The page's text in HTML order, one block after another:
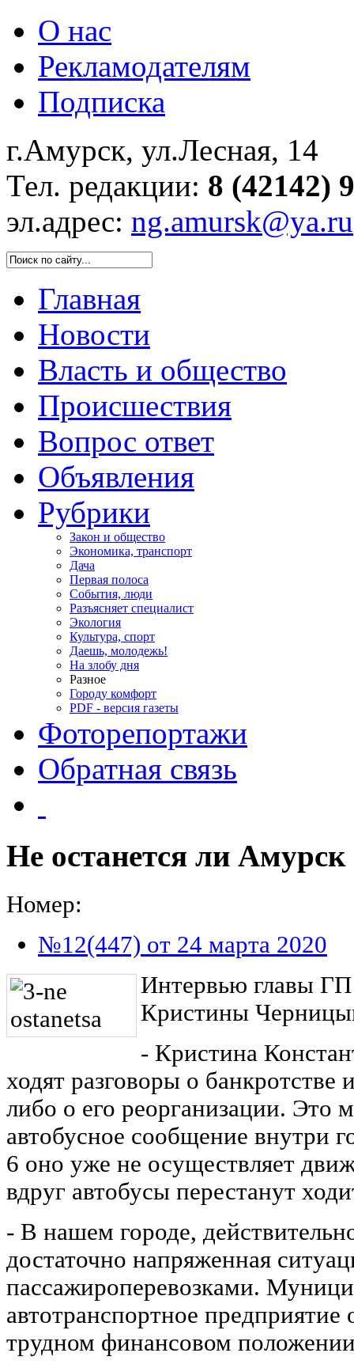
О нас
Рекламодателям
Подписка
г.Амурск, ул.Лесная, 14
Тел. редакции: 8 (42142)
эл.адрес: ng.amursk@ya.ru
Главная
Новости
Власть и общество
Происшествия
Вопрос ответ
Объявления
Рубрики
Закон и общество
Экономика, транспорт
Дача
Первая полоса
События, люди
Разъясняет специалист
Экология
Культура, спорт
Даешь, молодежь!
На злобу дня
Разное
Городу комфорт
PDF - версия газеты
Фоторепортажи
Обратная связь
Не останется ли Амурск
Номер:
№12(447) от 24 марта 2020
Интервью главы
Кристины
- Кристина
ходят разговоры о
либо о его реорганизации. Это
автобусное сообщение внутри
6 оно уже не осуществляет
вдруг автобусы перестанут
- В нашем городе,
достаточно напряженная
пассажироперевозками.
автотранспортное предприятие
трудном финансовом